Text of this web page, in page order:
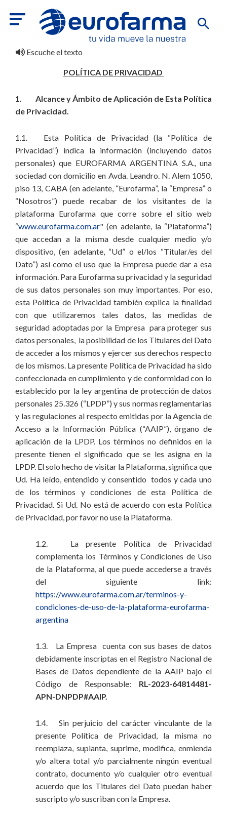
Escuche el texto
POLÍTICA DE PRIVACIDAD
1. Alcance y Ámbito de Aplicación de Esta Política
de Privacidad.
1.1. Esta Política de Privacidad (la “Política de
Privacidad”) indica la información (incluyendo datos
personales) que EUROFARMA ARGENTINA S.A., una
sociedad con domicilio en Avda. Leandro. N. Alem 1050,
piso 13, CABA (en adelante, “Eurofarma”, la “Empresa” o
“Nosotros”) puede recabar de los visitantes de la
plataforma Eurofarma que corre sobre el sitio web
“www.eurofarma.com.ar" (en adelante, la “Plataforma”)
que accedan a la misma desde cualquier medio y/o
dispositivo, (en adelante, “Ud” o el/los “Titular/es del
Dato”) así como el uso que la Empresa puede dar a esa
información. Para Eurofarma su privacidad y la seguridad
de sus datos personales son muy importantes. Por eso,
esta Política de Privacidad también explica la finalidad
con que utilizaremos tales datos, las medidas de
seguridad adoptadas por la Empresa para proteger sus
datos personales, la posibilidad de los Titulares del Dato
de acceder a los mismos y ejercer sus derechos respecto
de los mismos. La presente Política de Privacidad ha sido
confeccionada en cumplimiento y de conformidad con lo
establecido por la ley argentina de protección de datos
personales 25.326 (“LPDP”) y sus normas reglamentarias
y las regulaciones al respecto emitidas por la Agencia de
Acceso a la Información Pública (“AAIP”), órgano de
aplicación de la LPDP. Los términos no definidos en la
presente tienen el significado que se les asigna en la
LPDP. El solo hecho de visitar la Plataforma, significa que
Ud. Ha leído, entendido y consentido todos y cada uno
de los términos y condiciones de esta Política de
Privacidad. Si Ud. No está de acuerdo con esta Política
de Privacidad, por favor no use la Plataforma.
1.2. La presente Política de Privacidad
complementa los Términos y Condiciones de Uso
de la Plataforma, al que puede accederse a través
del siguiente link:
https://www.eurofarma.com.ar/terminos-y-
condiciones-de-uso-de-la-plataforma-eurofarma-
argentina
1.3. La Empresa cuenta con sus bases de datos
debidamente inscriptas en el Registro Nacional de
Bases de Datos dependiente de la AAIP bajo el
Código de Responsable: RL-2023-64814481-
APN-DNPDP#AAIP.
1.4. Sin perjuicio del carácter vinculante de la
presente Política de Privacidad, la misma no
reemplaza, suplanta, suprime, modifica, enmienda
y/o altera total y/o parcialmente ningún eventual
contrato, documento y/o cualquier otro eventual
acuerdo que los Titulares del Dato puedan haber
suscripto y/o suscriban con la Empresa.